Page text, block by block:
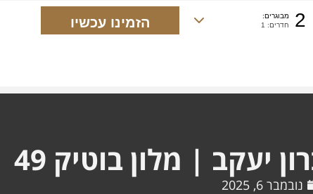
2
מבוגרים:
חדרים: 1
יעקב | מלון בוטיק 49
נובמבר 6, 2025